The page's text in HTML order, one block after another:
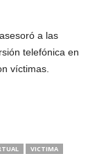
a las
telefónica en
víctimas.
VICTIMA